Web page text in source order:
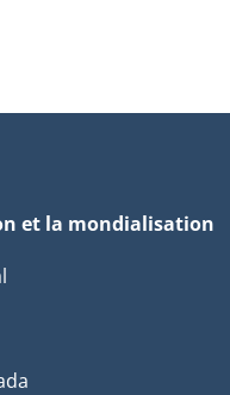
et la mondialisation